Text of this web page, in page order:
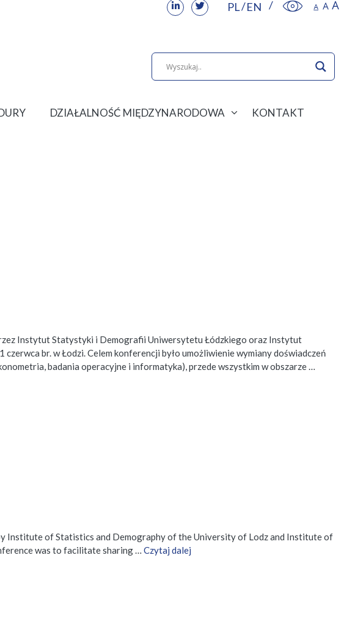
PL EN
DZIAŁALNOŚĆ MIĘDZYNARODOWA KONTAKT
Instytut Statystyki i Demografii Uniwersytetu Łódzkiego oraz Instytut
br. w Łodzi. Celem konferencji było umożliwienie wymiany doświadczeń
badania operacyjne i informatyka), przede wszystkim w obszarze …
Institute of Statistics and Demography of the University of Lodz and Institute of
was to facilitate sharing … Czytaj dalej